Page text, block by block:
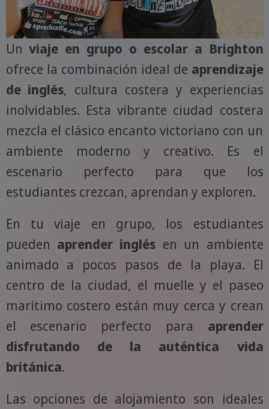
Unviaje en grupo o escolar a Brighton
ofrece la combinación ideal de aprendizaje
de inglés, cultura costera y experiencias
inolvidables. Esta vibrante ciudad costera
mezcla el clásico encanto victoriano con un
ambiente moderno y creativo. Es el
escenario perfecto para que los
estudiantes crezcan, aprendan y exploren.
En tu viaje en grupo, los estudiantes
pueden aprender inglés en un ambiente
animado a pocos pasos de la playa. El
centro de la ciudad, el muelle y el paseo
marítimo costero están muy cerca y crean
el escenario perfecto para aprender
disfrutando de la auténtica vida
británica.
Las opciones de alojamiento son ideales